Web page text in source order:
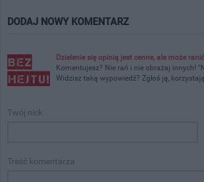
DODAJ NOWY KOMENTARZ
Dzielenie się opinią jest cenne, ale może
Komentujesz? Nie rań i nie obrażaj innych!
Widzisz taką wypowiedź? Zgłoś ją,
Twój nick
Treść komentarza